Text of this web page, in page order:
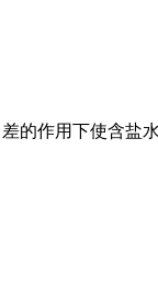
的作用下使含盐